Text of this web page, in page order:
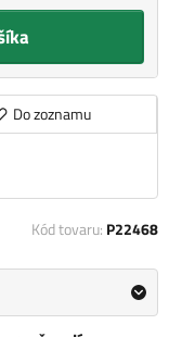
Do zoznamu
Kód tovaru: P22468